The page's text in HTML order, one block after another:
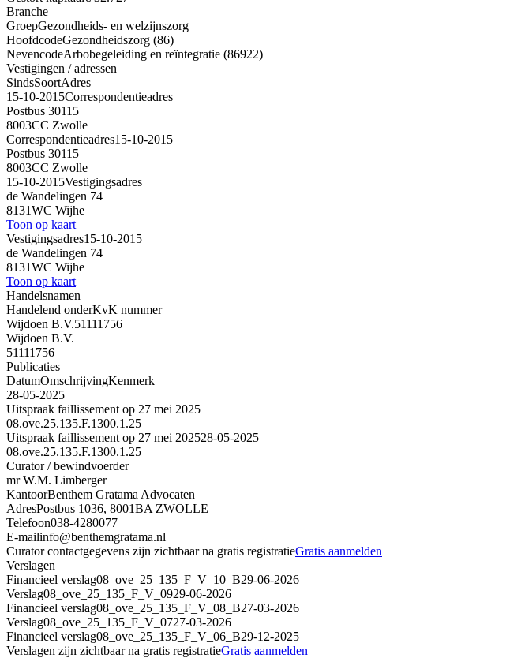
Branche
GroepGezondheids- en welzijnszorg
HoofdcodeGezondheidszorg (86)
NevencodeArbobegeleiding en reïntegratie (86922)
Vestigingen / adressen
SindsSoortAdres
15-10-2015Correspondentieadres
Postbus 30115
8003CC Zwolle
Correspondentieadres15-10-2015
Postbus 30115
8003CC Zwolle
15-10-2015Vestigingsadres
de Wandelingen 74
8131WC Wijhe
Toon op kaart
Vestigingsadres15-10-2015
de Wandelingen 74
8131WC Wijhe
Toon op kaart
Handelsnamen
Handelend onderKvK nummer
Wijdoen B.V.51111756
Wijdoen B.V.
51111756
Publicaties
DatumOmschrijvingKenmerk
28-05-2025
Uitspraak faillissement op 27 mei 2025
08.ove.25.135.F.1300.1.25
Uitspraak faillissement op 27 mei 202528-05-2025
08.ove.25.135.F.1300.1.25
Curator / bewindvoerder
mr W.M. Limberger
KantoorBenthem Gratama Advocaten
AdresPostbus 1036, 8001BA ZWOLLE
Telefoon038-4280077
E-mailinfo@benthemgratama.nl
Curator contactgegevens zijn zichtbaar na gratis registratieGratis aanmelden
Verslagen
Financieel verslag08_ove_25_135_F_V_10_B29-06-2026
Verslag08_ove_25_135_F_V_0929-06-2026
Financieel verslag08_ove_25_135_F_V_08_B27-03-2026
Verslag08_ove_25_135_F_V_0727-03-2026
Financieel verslag08_ove_25_135_F_V_06_B29-12-2025
Verslagen zijn zichtbaar na gratis registratieGratis aanmelden